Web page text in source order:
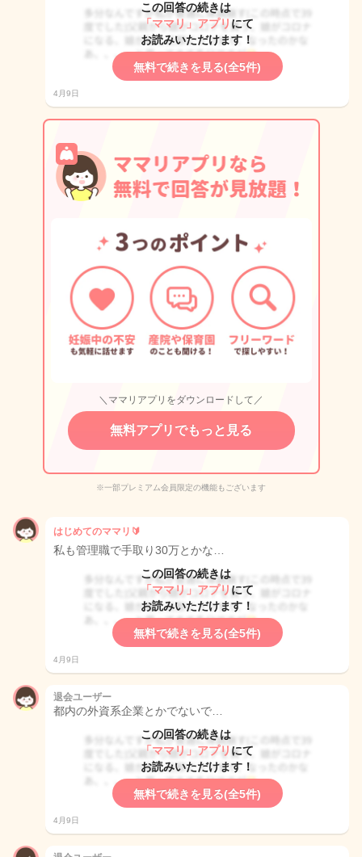
この回答の続きは
「ママリ」アプリ にて
お読みいただけます！
無料で続きを見る(全5件)
4月9日
＼ママリアプリをダウンロードして／
無料アプリでもっと見る
※一部プレミアム会員限定の機能もございます
はじめてのママリ🔰
私も管理職で手取り30万とかな…
この回答の続きは
「ママリ」アプリ にて
お読みいただけます！
無料で続きを見る(全5件)
4月9日
退会ユーザー
都内の外資系企業とかでないで…
この回答の続きは
「ママリ」アプリ にて
お読みいただけます！
無料で続きを見る(全5件)
4月9日